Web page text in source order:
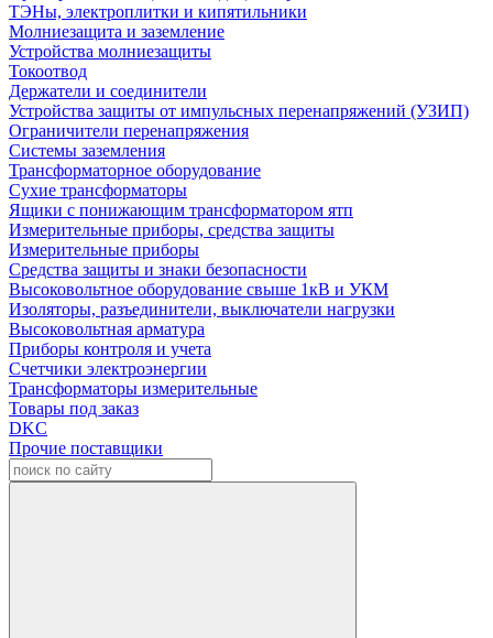
ТЭНы, электроплитки и кипятильники
Молниезащита и заземление
Устройства молниезащиты
Токоотвод
Держатели и соединители
Устройства защиты от импульсных перенапряжений (УЗИП)
Ограничители перенапряжения
Системы заземления
Трансформаторное оборудование
Сухие трансформаторы
Ящики с понижающим трансформатором ятп
Измерительные приборы, средства защиты
Измерительные приборы
Средства защиты и знаки безопасности
Высоковольтное оборудование свыше 1кВ и УКМ
Изоляторы, разъединители, выключатели нагрузки
Высоковольтная арматура
Приборы контроля и учета
Счетчики электроэнергии
Трансформаторы измерительные
Товары под заказ
DKC
Прочие поставщики